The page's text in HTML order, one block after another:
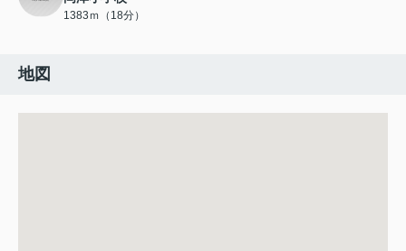
1383ｍ（18分）
地図